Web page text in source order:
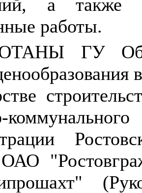
а также
работы.
ГУ